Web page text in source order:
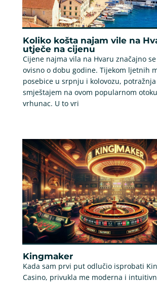
Koliko košta najam vile na
utječe na cijenu
Cijene najma vila na Hvaru značajno
ovisno o dobu godine. Tijekom ljetnih
posebice u srpnju i kolovozu, potražnja
smještajem na ovom popularnom
vrhunac. U to vri
Kingmaker
Kada sam prvi put odlučio isprobati
Casino, privukla me moderna i